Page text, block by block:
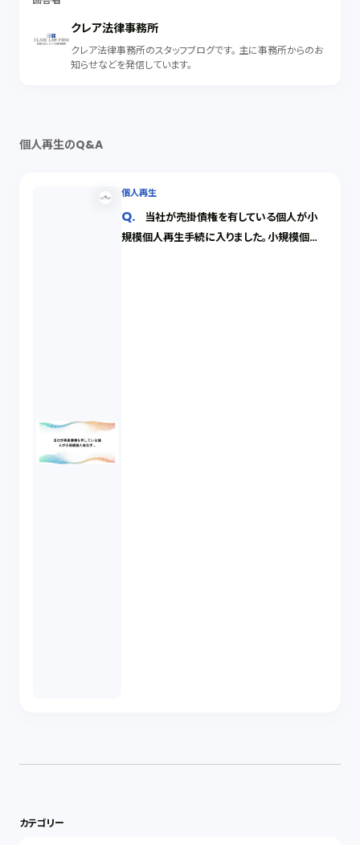
クレア法律事務所
クレア法律事務所のスタッフブログです。 主に事務所からのお
知らせなどを発信しています。
個人再生のQ&A
個人再生
当社が売掛債権を有している個人が小
規模個人再生手続に入りました。小規模個人
カテゴリー